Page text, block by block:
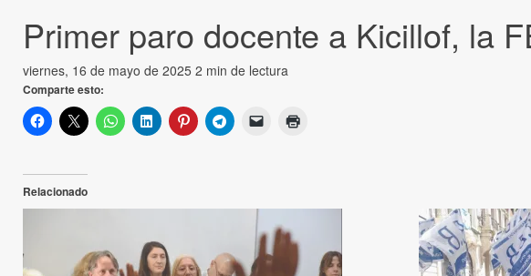
Primer paro docente a Kicillof, la
viernes, 16 de mayo de 2025 2 min de lectura
Comparte esto:
Relacionado